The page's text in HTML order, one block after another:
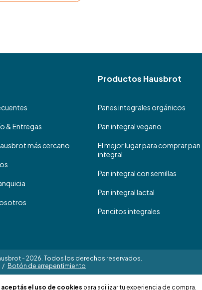
aceptás el uso de cookies para agilizar tu experiencia de compra.
& Entregas
más cercano
Productos Hausbrot
Panes integrales orgánicos
Pan integral vegano
El mejor lugar para comprar pan
integral
Pan integral con semillas
Pan integral lactal
Pancitos integrales
- 2026. Todos los derechos reservados.
/ Botón de arrepentimiento